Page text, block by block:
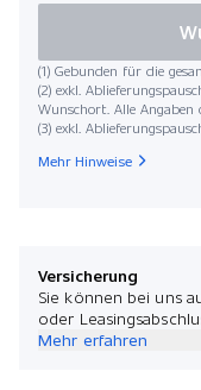
(1) Gebunden für die
(2) exkl.
Wunschort. Alle Angaben
(3) exkl.
Mehr Hinweise
Versicherung
Sie können bei uns
oder
Mehr erfahren